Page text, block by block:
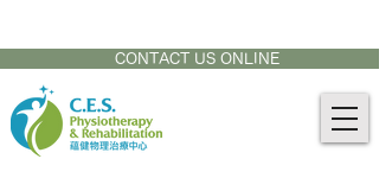
CONTACT US ONLINE